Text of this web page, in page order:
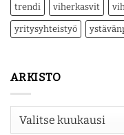
trendi viherkasvit
yritysyhteistyö
ARKISTO
Arkisto